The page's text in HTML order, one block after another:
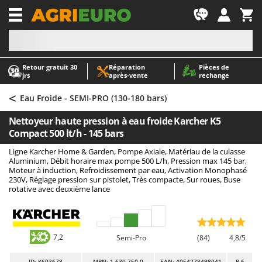
Retour gratuit 30
jrs
Réparation
après‑vente
Pièces de
rechange
-1
A
Abris de jardin
Accessoires pour tracteurs tondeuses autoportés
Aérateurs Scarificateurs pour gazon
Arracheuses de pommes de terre pour tracteur
Aspirateurs - Balais Électriques
Aspirateurs à cendres
Aspirateurs à feuilles sur roues
Aspirateurs Multifonctions
Atomiseurs agricoles pour tracteurs
A
AgriEuro Premium
AgriEuro TOP-LINE
AGT
Aima
Airmec
AL-KO
Alce
Alpina
< Eau Froide - SEMI-PRO (130-180 bars)
Nettoyeur haute pression à eau froide Karcher K5
Compact 500 lt/h - 145 bars
Ligne Karcher Home & Garden, Pompe Axiale, Matériau de la culasse
Aluminium, Débit horaire max pompe 500 L/h, Pression max 145 bar,
Moteur à induction, Refroidissement par eau, Activation Monophasé
230V, Réglage pression sur pistolet, Très compacte, Sur roues, Buse
rotative avec deuxième lance
7,2 Semi-Pro (84) 4,8/5